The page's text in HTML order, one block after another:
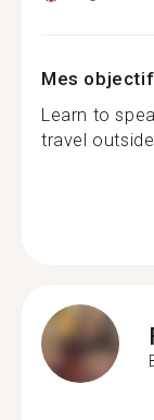
Mes
Learn to
travel